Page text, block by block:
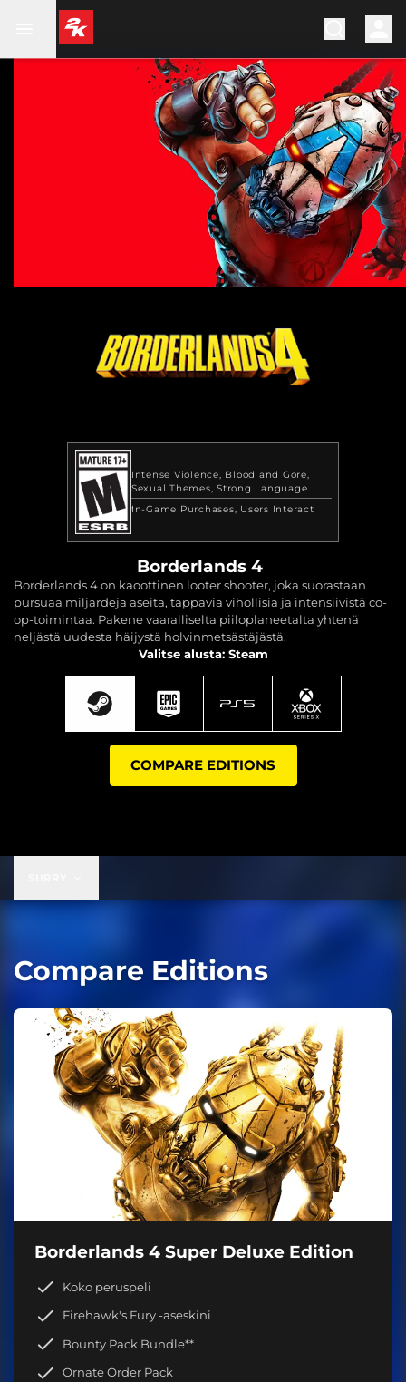
Intense Violence
Blood and Gore
Sexual Themes Strong Language
In-Game Purchases
Users Interact
Borderlands 4
Borderlands 4 on kaoottinen looter shooter, joka suorastaan
pursuaa miljardeja aseita, tappavia vihollisia ja intensiivistä co-
op-toimintaa. Pakene vaaralliselta piiloplaneetalta yhtenä
neljästä uudesta häijystä holvinmetsästäjästä.
Valitse alusta: Steam
COMPARE EDITIONS
Compare Editions
Borderlands 4 Super Deluxe Edition
Koko peruspeli
Firehawk's Fury -aseskini
Bounty Pack Bundle**
Ornate Order Pack